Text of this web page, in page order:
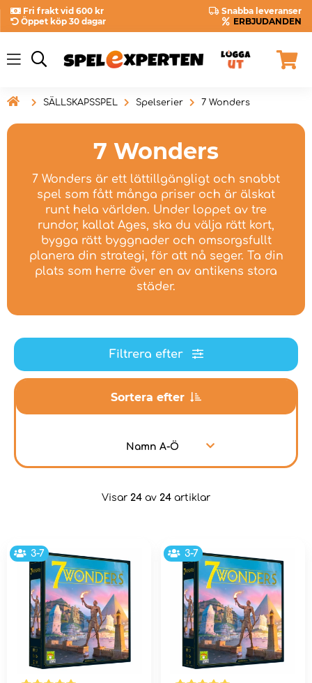
Fri frakt vid 600 kr
Snabba leveranser
Öppet köp 30 dagar
ERBJUDANDEN
 SÄLLSKAPSSPEL Spelserier 7 Wonders
7 Wonders
7 Wonders är ett lättillgängligt och snabbt
spel som fått många priser och är älskat
runt hela världen. Under loppet av tre
rundor, kallat Ages, ska du välja rätt kort,
bygga rätt byggnader och omsorgsfullt
planera din strategi, för att nå seger. Ta din
plats som herre över en av antikens stora
städer.
Filtrera efter
Sortera efter
Namn A-Ö
Visar 24 av 24 artiklar
3-7 3-7